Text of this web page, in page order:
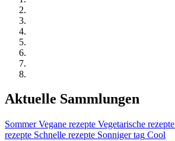
Aktuelle Sammlungen
Sommer Vegane rezepte Vegetarische rezepte
rezepte Schnelle rezepte Sonniger tag Cool